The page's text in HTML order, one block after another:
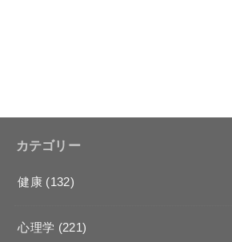
カテゴリー
健康 (132)
心理学 (221)